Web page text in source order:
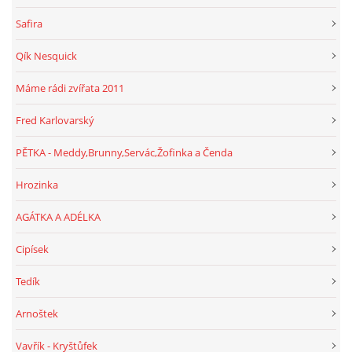
Safira
Qík Nesquick
Máme rádi zvířata 2011
Fred Karlovarský
PĚTKA - Meddy,Brunny,Servác,Žofinka a Čenda
Hrozinka
AGÁTKA A ADÉLKA
Cipísek
Tedík
Arnoštek
Vavřík - Kryštůfek